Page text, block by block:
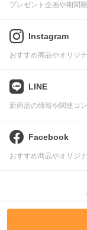
プレゼント企画や期間
Instagram
おすすめ商品やオリジ
LINE
新商品の情報や関連コ
Facebook
おすすめ商品やオリジ